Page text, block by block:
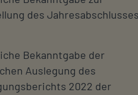
des Jahresabschlusses
Bekanntgabe der
Auslegung des
2022 der